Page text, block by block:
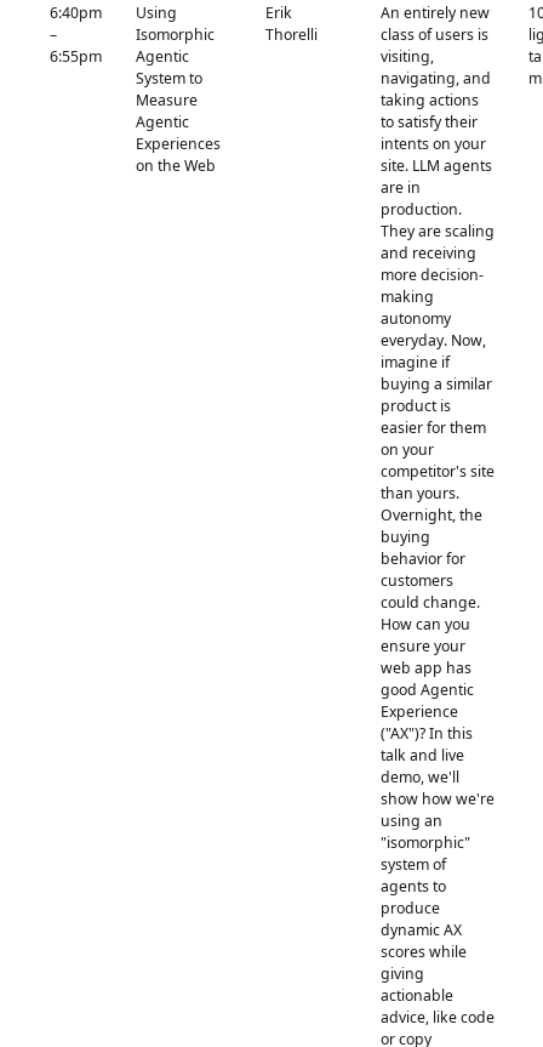
6:40pm
–
6:55pm
Using
Isomorphic
Agentic
System to
Measure
Agentic
Experiences
on the Web
Erik
Thorelli
An entirely new
class of users is
visiting,
navigating, and
taking actions
to satisfy their
intents on your
site. LLM agents
are in
production.
They are scaling
and receiving
more decision-
making
autonomy
everyday. Now,
imagine if
buying a similar
product is
easier for them
on your
competitor's site
than yours.
Overnight, the
buying
behavior for
customers
could change.
How can you
ensure your
web app has
good Agentic
Experience
("AX")? In this
talk and live
demo, we'll
show how we're
using an
"isomorphic"
system of
agents to
produce
dynamic AX
scores while
giving
actionable
advice, like code
or copy